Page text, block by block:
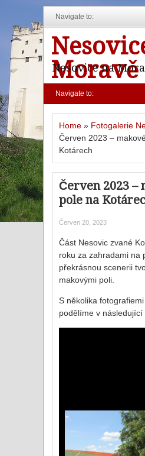
Navigate to:
Moravě
Nesovice na
Navigate to:
Home » Fotogalerie
Červen 2023 –
Kotárech
Červen 2023 –
pole na
Červen 20, 2023
Část Nesovic zvané
roku za zahradami na
překrásnou scenerii
makovými poli.
S několika
podělíme v následující